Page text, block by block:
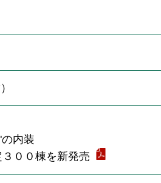
内装
００棟を新発売